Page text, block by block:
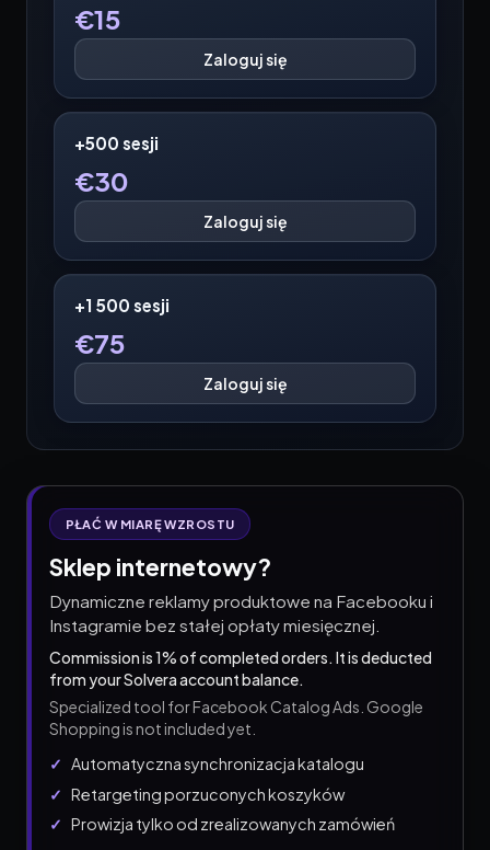
€15
Zaloguj się
+500 sesji
€30
Zaloguj się
+1 500 sesji
€75
Zaloguj się
PŁAĆ W MIARĘ WZROSTU
Sklep internetowy?
Dynamiczne reklamy produktowe na Facebooku i
Instagramie bez stałej opłaty miesięcznej.
Commission is 1% of completed orders. It is deducted
from your Solvera account balance.
Specialized tool for Facebook Catalog Ads. Google
Shopping is not included yet.
Automatyczna synchronizacja katalogu
Retargeting porzuconych koszyków
Prowizja tylko od zrealizowanych zamówień